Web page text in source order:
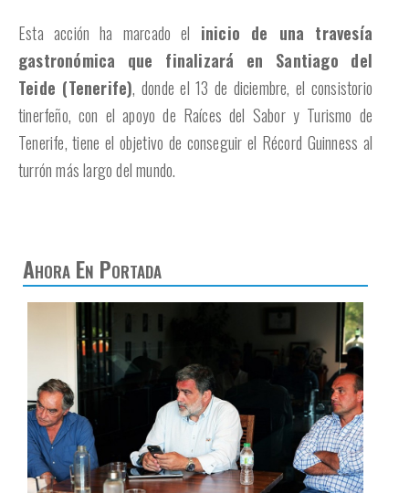
Esta acción ha marcado el inicio de una travesía
gastronómica que finalizará en Santiago del
Teide (Tenerife), donde el 13 de diciembre, el consistorio
tinerfeño, con el apoyo de Raíces del Sabor y Turismo de
Tenerife, tiene el objetivo de conseguir el Récord Guinness al
turrón más largo del mundo.
Ahora En Portada